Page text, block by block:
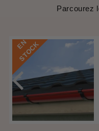
Parcourez
E
N
S
T
O
C
K